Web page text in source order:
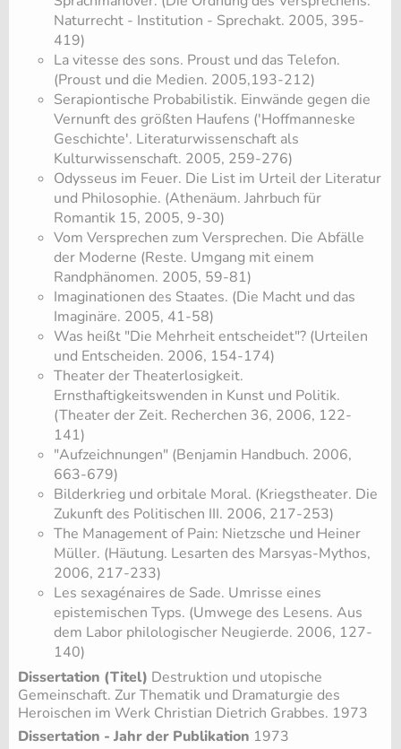
Naturrecht - Institution - Sprechakt. 2005, 395-
419)
La vitesse des sons. Proust und das Telefon.
(Proust und die Medien. 2005,193-212)
Serapiontische Probabilistik. Einwände gegen die
Vernunft des größten Haufens ('Hoffmanneske
Geschichte'. Literaturwissenschaft als
Kulturwissenschaft. 2005, 259-276)
Odysseus im Feuer. Die List im Urteil der Literatur
und Philosophie. (Athenäum. Jahrbuch für
Romantik 15, 2005, 9-30)
Vom Versprechen zum Versprechen. Die Abfälle
der Moderne (Reste. Umgang mit einem
Randphänomen. 2005, 59-81)
Imaginationen des Staates. (Die Macht und das
Imaginäre. 2005, 41-58)
Was heißt "Die Mehrheit entscheidet"? (Urteilen
und Entscheiden. 2006, 154-174)
Theater der Theaterlosigkeit.
Ernsthaftigkeitswenden in Kunst und Politik.
(Theater der Zeit. Recherchen 36, 2006, 122-
141)
"Aufzeichnungen" (Benjamin Handbuch. 2006,
663-679)
Bilderkrieg und orbitale Moral. (Kriegstheater. Die
Zukunft des Politischen III. 2006, 217-253)
The Management of Pain: Nietzsche und Heiner
Müller. (Häutung. Lesarten des Marsyas-Mythos,
2006, 217-233)
Les sexagénaires de Sade. Umrisse eines
epistemischen Typs. (Umwege des Lesens. Aus
dem Labor philologischer Neugierde. 2006, 127-
140)
Dissertation (Titel) Destruktion und utopische
Gemeinschaft. Zur Thematik und Dramaturgie des
Heroischen im Werk Christian Dietrich Grabbes. 1973
Dissertation - Jahr der Publikation 1973